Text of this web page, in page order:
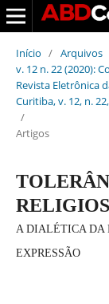
Início / Arquivos
v. 12 n. 22 (2020):
Revista Eletrônica
Curitiba, v. 12, n.
/
Artigos
A DIALÉTICA DA
EXPRESSÃO